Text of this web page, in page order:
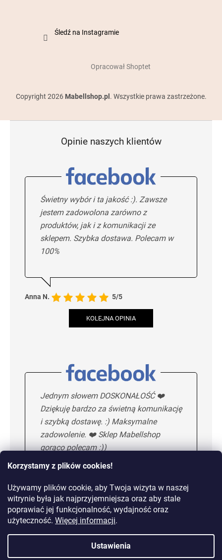
Korzystamy z plików cookies!
Używamy plików cookie, aby Twoja wizyta w naszej
witrynie była jak najprzyjemniejsza oraz aby stale
poprawiać jej funkcjonalność, wydajność oraz
użyteczność. Więcej informacji.
Ustawienia
Śledź na Instagramie
Opracował Shoptet
Copyright 2026 Mabellshop.pl . Wszystkie prawa zastrzeżone.
Opinie naszych klientów
Świetny wybór i ta jakość :). Zawsze
jestem zadowolona zarówno z
produktów, jak i z komunikacji ze
sklepem. Szybka dostawa. Polecam w
100%
Anna N. 5/5
KOLEJNA OPINIA
Jednym słowem DOSKONAŁOŚĆ ❤️
Dziękuję bardzo za świetną komunikację
i szybką dostawę. :) Maksymalne
zadowolenie. ❤️ Sklep Mabellshop
gorąco polecam :))
Maria H. 5/5
KOLEJNA OPINIA